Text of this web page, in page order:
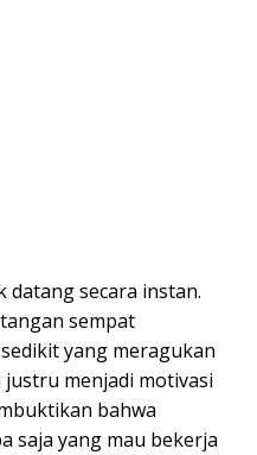
datang secara instan.
sempat
yang meragukan
menjadi motivasi
bahwa
saja yang mau bekerja